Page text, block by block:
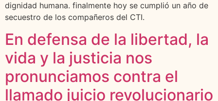
dignidad humana. finalmente hoy se cumplió un año de
secuestro de los compañeros del CTI.
En defensa de la libertad, la
vida y la justicia nos
pronunciamos contra el
llamado juicio revolucionario